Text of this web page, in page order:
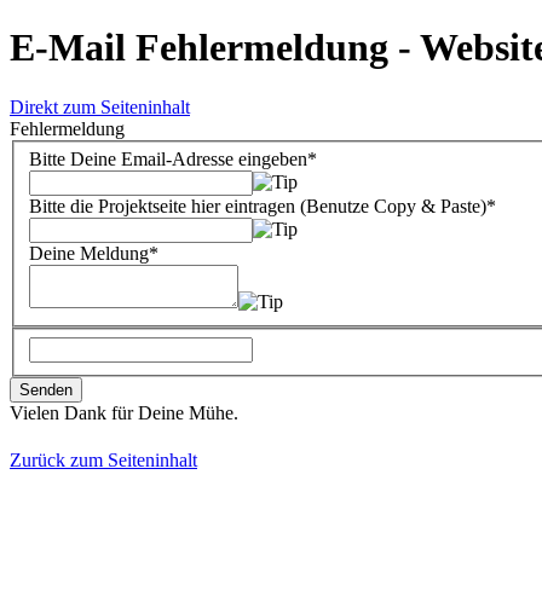
E-Mail Fehlermeldung -
Direkt zum Seiteninhalt
Fehlermeldung
Bitte Deine Email-Adresse eingeben*
Bitte die Projektseite hier eintragen (Benutze Copy & Paste)*
Deine Meldung*
Vielen Dank für Deine Mühe.
Zurück zum Seiteninhalt